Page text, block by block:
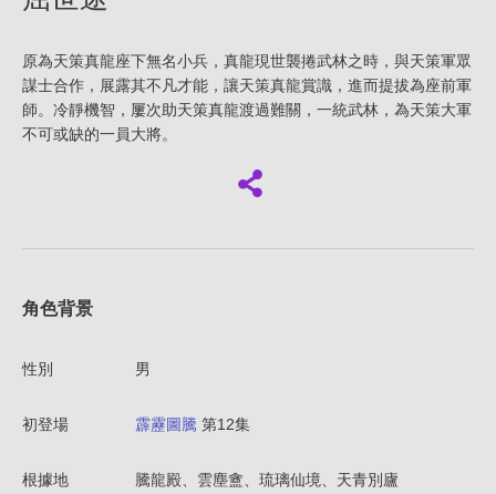
原為天策真龍座下無名小兵，真龍現世襲捲武林之時，與天策軍眾
謀士合作，展露其不凡才能，讓天策真龍賞識，進而提拔為座前軍
師。冷靜機智，屢次助天策真龍渡過難關，一統武林，為天策大軍
不可或缺的一員大將。
角色背景
性別 男
初登場 霹靂圖騰 第12集
根據地 騰龍殿、雲塵盦、琉璃仙境、天青別廬